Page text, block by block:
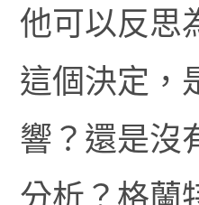
他可以反思
這個決定，
響？還是沒